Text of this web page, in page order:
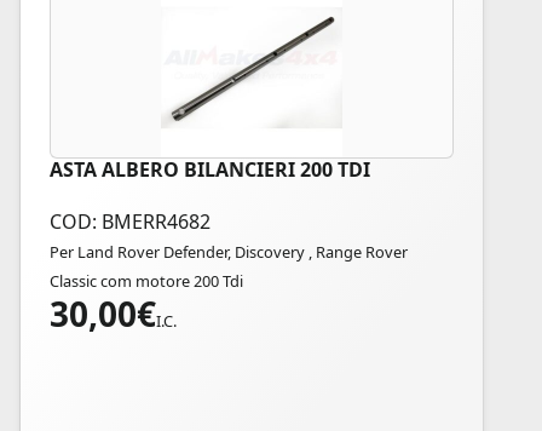
ASTA ALBERO BILANCIERI 200 TDI
COD: BMERR4682
Per Land Rover Defender, Discovery , Range Rover
Classic com motore 200 Tdi
30,00€I.C.